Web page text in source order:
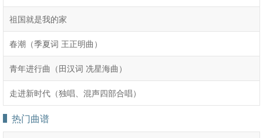
祖国就是我的家
春潮（季夏词 王正明曲）
青年进行曲（田汉词 冼星海曲）
走进新时代（独唱、混声四部合唱）
热门曲谱